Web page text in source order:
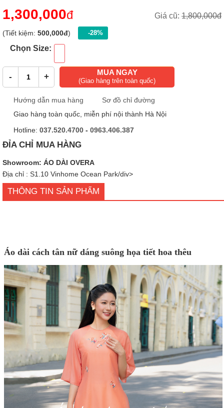
Giá cũ: 1,800,000đ
1,300,000đ
(Tiết kiệm: 500,000đ) -28%
Chọn Size:
- + MUA NGAY
(Giao hàng trên toàn quốc)
Hướng dẫn mua hàng
Sơ đồ chỉ đường
Giao hàng toàn quốc, miễn phí nội thành Hà Nội
Hotline: 037.520.4700 - 0963.406.387
ĐỈA CHỈ MUA HÀNG
Showroom: ÁO DÀI OVERA
Địa chỉ : S1.10 Vinhome Ocean Park/div>
THÔNG TIN SẢN PHẨM
Áo dài cách tân nữ dáng suông họa tiết hoa thêu